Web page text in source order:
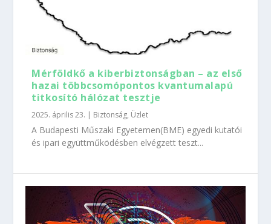
Mérföldkő a kiberbiztonságban – az első
hazai többcsomópontos kvantumalapú
titkosító hálózat tesztje
2025. április 23. | Biztonság, Üzlet
A Budapesti Műszaki Egyetemen(BME) egyedi kutatói
és ipari együttműködésben elvégzett teszt...